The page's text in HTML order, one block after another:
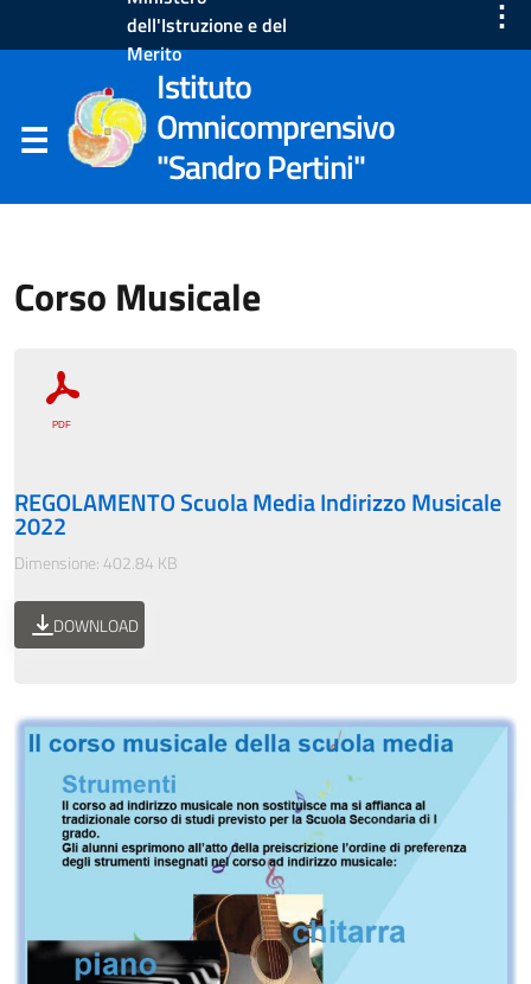
dell'Istruzione e del
Merito
⋮
Istituto
Omnicomprensivo
"Sandro Pertini"
Corso Musicale
REGOLAMENTO Scuola Media Indirizzo Musicale
2022
Dimensione: 402.84 KB
DOWNLOAD